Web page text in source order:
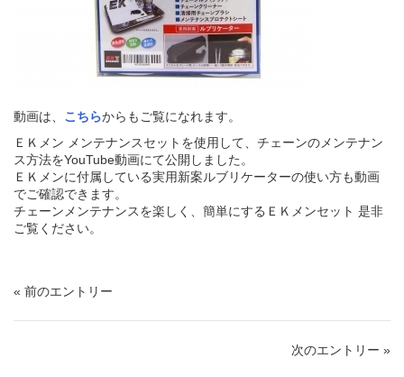
動画は、 こちらからもご覧になれます。
ＥＫメン メンテナンスセットを使用して、チェーンのメンテナン
ス方法をYouTube動画にて公開しました。
ＥＫメンに付属している実用新案ルブリケーターの使い方も動画
でご確認できます。
チェーンメンテナンスを楽しく、簡単にするＥＫメンセット 是非
ご覧ください。
« 前のエントリー
次のエントリー »